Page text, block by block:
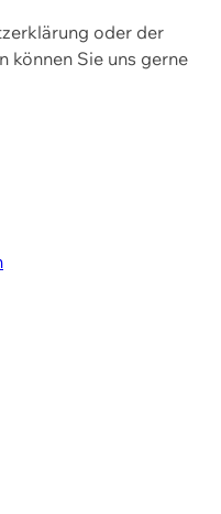
oder der
können Sie uns gerne